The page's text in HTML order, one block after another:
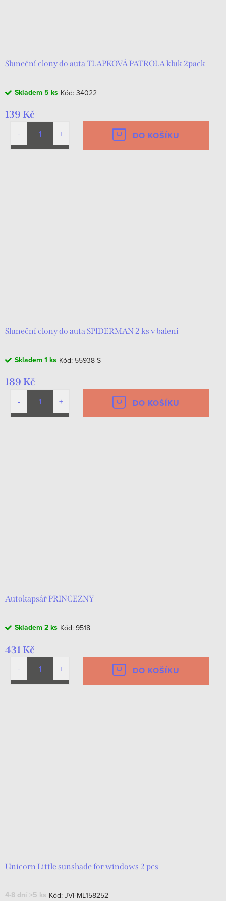
Sluneční clony do auta TLAPKOVÁ PATROLA kluk 2pack
Skladem 5 ks Kód: 34022
139 Kč
DO KOŠÍKU
Sluneční clony do auta SPIDERMAN 2 ks v balení
Skladem 1 ks Kód: 55938-S
189 Kč
DO KOŠÍKU
Autokapsář PRINCEZNY
Skladem 2 ks Kód: 9518
431 Kč
DO KOŠÍKU
Unicorn Little sunshade for windows 2 pcs
4-8 dní >5 ks Kód: JVFML158252